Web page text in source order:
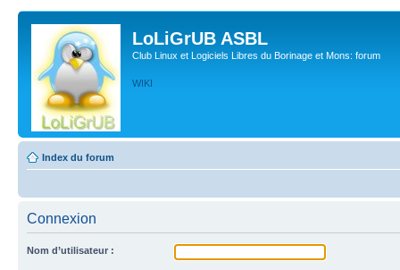
LoLiGrUB ASBL
Club Linux et Logiciels Libres du Borinage et Mons: forum
WIKI
Index du forum
Connexion
Nom d’utilisateur :